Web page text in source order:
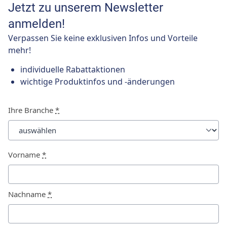
Jetzt zu unserem Newsletter
anmelden!
Verpassen Sie keine exklusiven Infos und Vorteile
mehr!
individuelle Rabattaktionen
wichtige Produktinfos und -änderungen
Ihre Branche *
Vorname *
Nachname *